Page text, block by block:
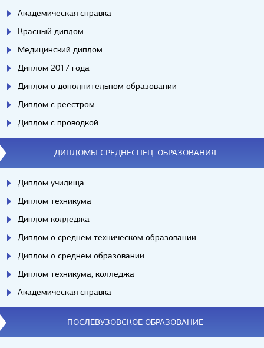
Академическая справка
Красный диплом
Медицинский диплом
Диплом 2017 года
Диплом о дополнительном образовании
Диплом с реестром
Диплом с проводкой
ДИПЛОМЫ СРЕДНЕСПЕЦ. ОБРАЗОВАНИЯ
Диплом училища
Диплом техникума
Диплом колледжа
Диплом о среднем техническом образовании
Диплом о среднем образовании
Диплом техникума, колледжа
Академическая справка
ПОСЛЕВУЗОВСКОЕ ОБРАЗОВАНИЕ